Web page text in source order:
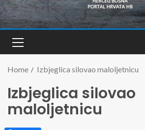
Home Izbjeglica silovao maloljetnicu
Izbjeglica silovao
maloljetnicu